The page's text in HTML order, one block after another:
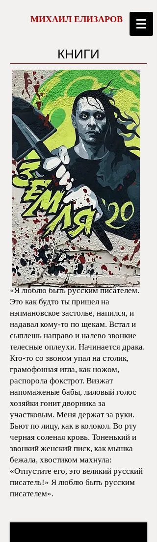
МИХАИЛ ЕЛИЗАРОВ
КНИГИ
«Я люблю быть русским писателем.
Это как будто ты пришел на
нэпмановское застолье, напился, и
надавал кому-то по щекам. Встал и
сыплешь направо и налево звонкие
телесные оплеухи. Начинается драка.
Кто-то со звоном упал на столик,
грамофонная игла, как ножом,
распорола фокстрот. Визжат
напомаженые бабы, лиловый голос
хозяйки гонит дворника за
участковым. Меня держат за руки.
Бьют по лицу, как в колокол. Во рту
черная соленая кровь. Тоненький и
звонкий женский писк, как мышка
бежала, хвостиком махнула:
«Отпустите его, это великий русский
писатель!» Я люблю быть русским
писателем».